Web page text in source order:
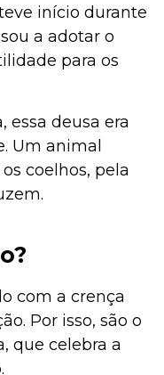
início durante
a adotar o
para os
essa deusa era
Um animal
coelhos, pela
com a crença
Por isso, são o
que celebra a